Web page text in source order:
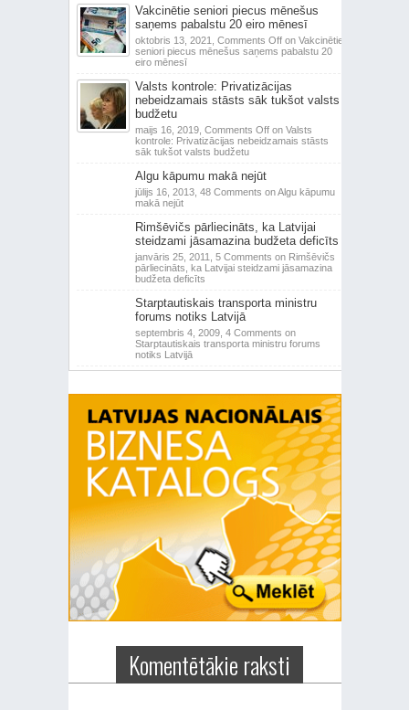
Vakcinētie seniori piecus mēnešus
saņems pabalstu 20 eiro mēnesī
oktobris 13, 2021, Comments Offon Vakcinētie
seniori piecus mēnešus saņems pabalstu 20
eiro mēnesī
Valsts kontrole: Privatizācijas
nebeidzamais stāsts sāk tukšot valsts
budžetu
maijs 16, 2019, Comments Offon Valsts
kontrole: Privatizācijas nebeidzamais stāsts
sāk tukšot valsts budžetu
Algu kāpumu makā nejūt
jūlijs 16, 2013, 48 Comments on Algu kāpumu
makā nejūt
Rimšēvičs pārliecināts, ka Latvijai
steidzami jāsamazina budžeta deficīts
janvāris 25, 2011, 5 Comments on Rimšēvičs
pārliecināts, ka Latvijai steidzami jāsamazina
budžeta deficīts
Starptautiskais transporta ministru
forums notiks Latvijā
septembris 4, 2009, 4 Comments on
Starptautiskais transporta ministru forums
notiks Latvijā
Komentētākie raksti